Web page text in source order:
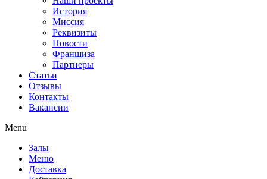
История
Миссия
Реквизиты
Новости
Франшиза
Партнеры
Статьи
Отзывы
Контакты
Вакансии
Menu
Залы
Меню
Доставка